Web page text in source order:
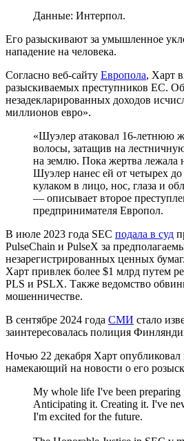
Данные: Интерпол.
Его разыскивают за умышленное
нападение на человека.
Согласно веб-сайту Европола, Харт
разыскиваемых преступников ЕС.
незадекларированных доходов
миллионов евро».
«Шуэлер атаковал 16-летнюю
волосы, затащив на
на землю. Пока жертва лежала
Шуэлер нанес ей от четырех до
кулаком в лицо, нос, глаза и
— описывает второе
предпринимателя Европол.
В июле 2023 года SEC подала в суд
PulseChain и PulseX за
незарегистрированных ценных
Харт привлек более $1 млрд путем
PLS и PSLX. Также ведомство
мошенничестве.
В сентябре 2024 года СМИ стало
заинтересовалась полиция
Ночью 22 декабря Харт опубликовал
намекающий на новости о его
My whole life I've been preparing
Anticipating it. Creating it. I've
I'm excited for the future.